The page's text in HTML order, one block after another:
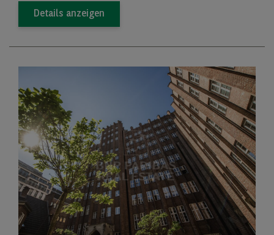
Details anzeigen